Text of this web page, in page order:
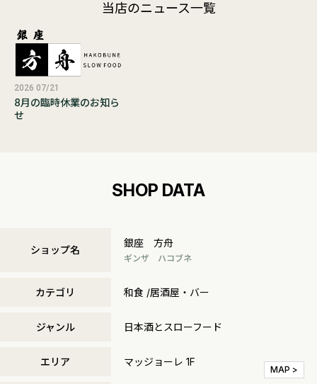
当店のニュース一覧
2026 07/21
8月の臨時休業のお知ら
せ
SHOP DATA
ショップ名
銀座 方舟
ギンザ ハコブネ
カテゴリ 和食 /居酒屋・バー
ジャンル 日本酒とスローフード
エリア マッジョーレ 1F
MAP >